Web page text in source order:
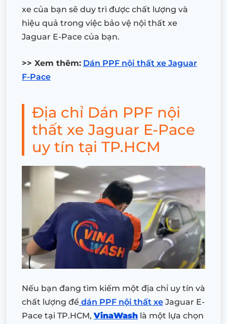
xe của bạn sẽ duy trì được chất lượng và
hiệu quả trong việc bảo vệ nội thất xe
Jaguar E-Pace của bạn.
>> Xem thêm: Dán PPF nội thất xe Jaguar
F-Pace
Địa chỉ Dán PPF nội
thất xe Jaguar E-Pace
uy tín tại TP.HCM
Nếu bạn đang tìm kiếm một địa chỉ uy tín và
chất lượng để dán PPF nội thất xe Jaguar E-
Pace tại TP.HCM, VinaWash là một lựa chọn